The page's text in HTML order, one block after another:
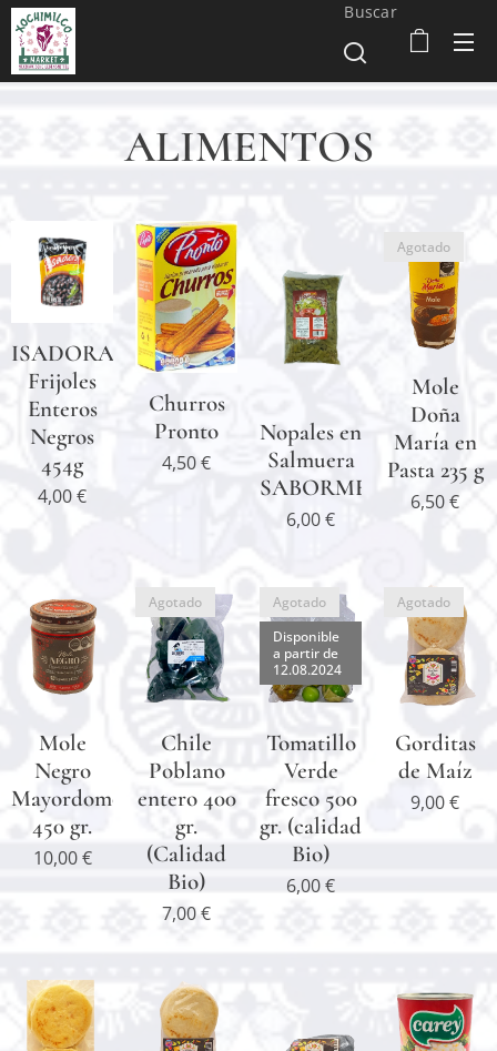
Buscar
ALIMENTOS
ISADORA
Frijoles
Enteros
Negros
454g
4,00€
Churros
Pronto
4,50€
Nopales en
Salmuera
SABORMEX
6,00€
Mole
Doña
María en
Pasta 235 g
Agotado
6,50€
Mole
Negro
Mayordomo
450 gr.
10,00€
Chile
Poblano
entero 400
gr.
(Calidad
Bio)
Agotado
7,00€
Tomatillo
Verde
fresco 500
gr. (calidad
Bio)
Agotado
Disponible
a partir de
12.08.2024
6,00€
Gorditas
de Maíz
Agotado
9,00€